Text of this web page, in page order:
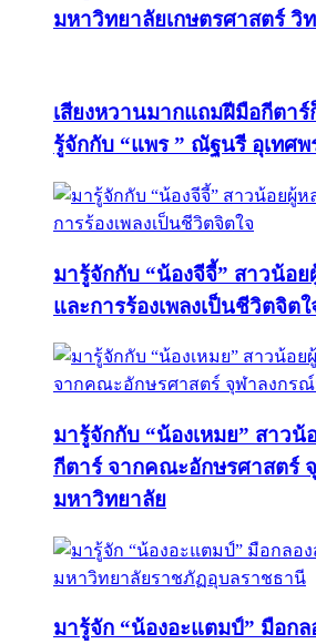
มหาวิทยาลัยเกษตรศาสตร์ วิ
เสียงหวานมากแถมฝีมือกีตาร์
รู้จักกับ “แพร ” ณัฐนรี อุเทศ
มารู้จักกับ “น้องจีจี้” สาวน้อย
และการร้องเพลงเป็นชีวิตจิตใ
มารู้จักกับ “น้องเหมย” สาวน้
กีตาร์ จากคณะอักษรศาสตร์
มหาวิทยาลัย
มารู้จัก “น้องอะแตมป์” มือกล